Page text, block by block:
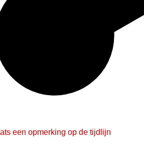
een opmerking op de tijdlijn